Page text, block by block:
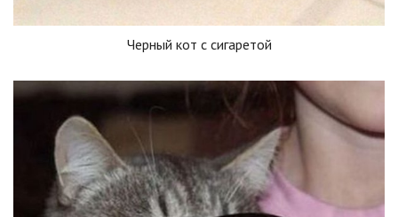
Черный кот с сигаретой